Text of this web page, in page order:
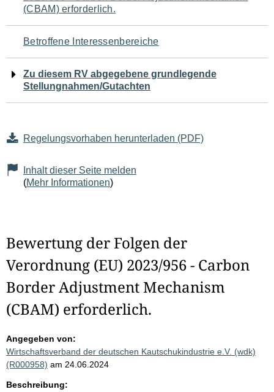
für
den
Seiteninhalt
(CBAM) erforderlich.
Betroffene Interessenbereiche
Zu diesem RV abgegebene grundlegende
Stellungnahmen/Gutachten
Regelungsvorhaben herunterladen (PDF)
Inhalt dieser Seite melden
(Mehr Informationen)
Bewertung der Folgen der
Verordnung (EU) 2023/956 - Carbon
Border Adjustment Mechanism
(CBAM) erforderlich.
Angegeben von:
Wirtschaftsverband der deutschen Kautschukindustrie e.V. (wdk)
(R000958) am 24.06.2024
Beschreibung: